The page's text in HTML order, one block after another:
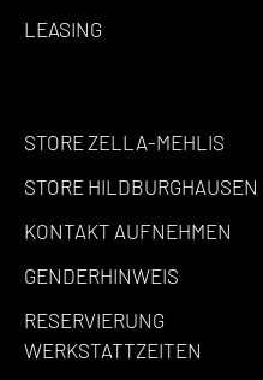
LEASING
STORE ZELLA-MEHLIS
STORE HILDBURGHAUSEN
KONTAKT AUFNEHMEN
GENDERHINWEIS
RESERVIERUNG
WERKSTATTZEITEN